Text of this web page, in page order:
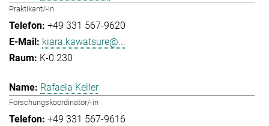
Praktikant/-in
+49 331 567-9620
kiara.kawatsure@...
K-0.230
Rafaela Keller
Forschungskoordinator/-in
+49 331 567-9616